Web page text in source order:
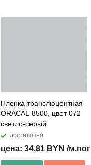
Пленка транслюцентная
ORACAL 8500, цвет 072
светло-серый
достаточно
цена: 34,81 BYN /м.пог